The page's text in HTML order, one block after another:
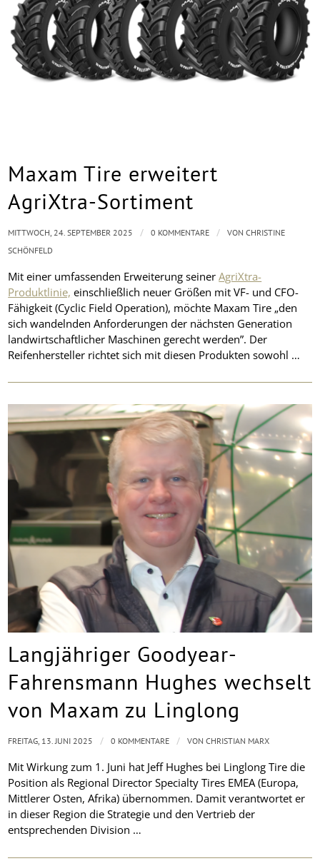
Maxam Tire erweitert
AgriXtra-Sortiment
Mit einer umfassenden Erweiterung seinerAgriXtra-
Produktlinie, einschließlich neuer Größen mit VF- und CFO-
Fähigkeit (Cyclic Field Operation), möchte Maxam Tire „den
sich wandelnden Anforderungen der nächsten Generation
landwirtschaftlicher Maschinen gerecht werden”. Der
Reifenhersteller richtet sich mit diesen Produkten sowohl …
MITTWOCH, 24. SEPTEMBER 2025 / 0 KOMMENTARE / VONCHRISTINE
SCHÖNFELD
Langjähriger Goodyear-
Fahrensmann Hughes wechselt
von Maxam zu Linglong
Mit Wirkung zum 1. Juni hat Jeff Hughes bei Linglong Tire die
Position als Regional Director Specialty Tires EMEA (Europa,
Mittlerer Osten, Afrika) übernommen. Damit verantwortet er
in dieser Region die Strategie und den Vertrieb der
entsprechenden Division …
FREITAG, 13. JUNI 2025 / 0 KOMMENTARE / VONCHRISTIAN MARX